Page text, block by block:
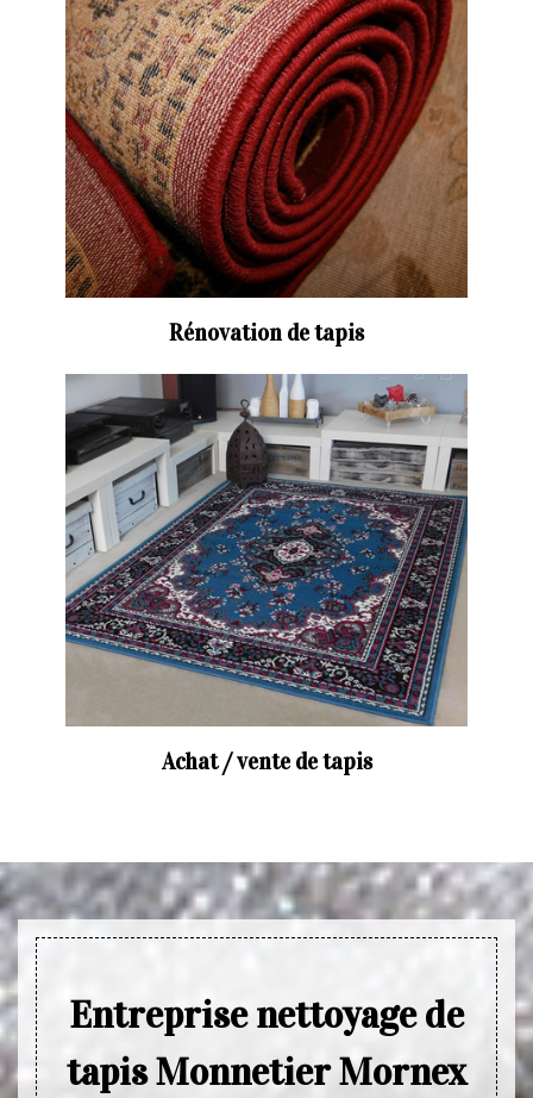
Rénovation de tapis
Achat / vente de tapis
Entreprise nettoyage de
tapis Monnetier Mornex